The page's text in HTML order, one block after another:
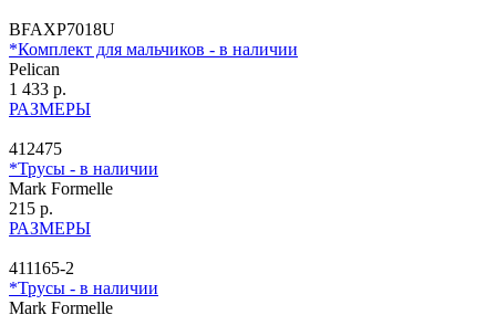
BFAXP7018U
*Комплект для мальчиков - в наличии
Pelican
1 433 р.
РАЗМЕРЫ
412475
*Трусы - в наличии
Mark Formelle
215 р.
РАЗМЕРЫ
411165-2
*Трусы - в наличии
Mark Formelle